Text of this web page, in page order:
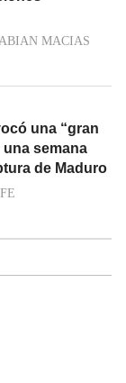
MACIAS
una “gran
semana
de Maduro